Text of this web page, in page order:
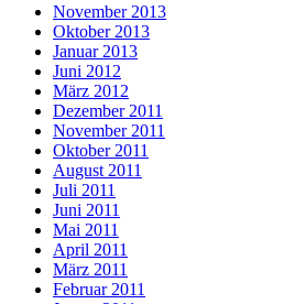
November 2013
Oktober 2013
Januar 2013
Juni 2012
März 2012
Dezember 2011
November 2011
Oktober 2011
August 2011
Juli 2011
Juni 2011
Mai 2011
April 2011
März 2011
Februar 2011